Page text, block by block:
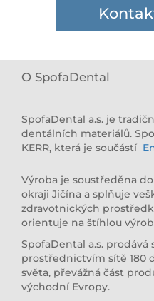
O SpofaDental
SpofaDental a.s. je
dentálních materiálů.
KERR, která je součástí
Výroba je soustředěna
okraji Jičína a splňuje
zdravotnických
orientuje na štíhlou
SpofaDental a.s. prodává
prostřednictvím sítě 180
světa, převážná část
východní Evropy.